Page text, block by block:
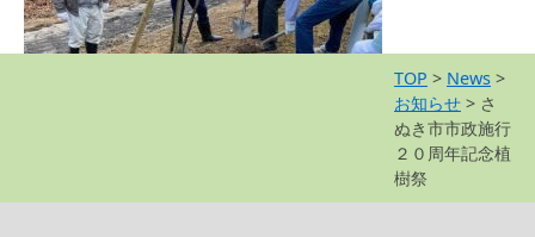
TOP > News >
お知らせ > さ
ぬき市市政施行
２０周年記念植
樹祭